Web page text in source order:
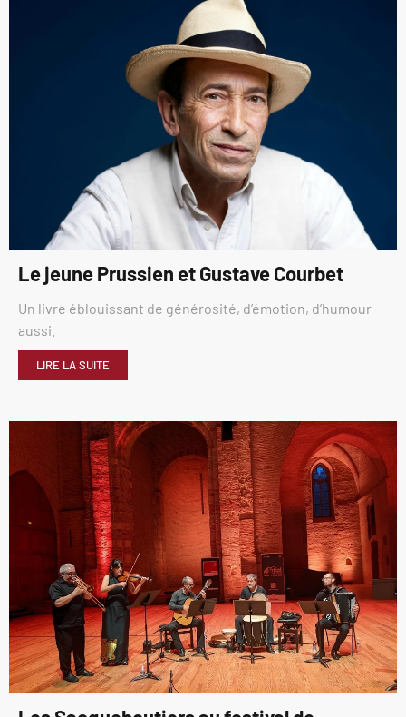
Le jeune Prussien et Gustave Courbet
Un livre éblouissant de générosité, d’émotion, d’humour
aussi.
LIRE LA SUITE